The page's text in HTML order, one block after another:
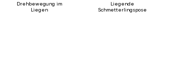
Drehbewegung im
Liegen
Liegende
Schmetterlingspose